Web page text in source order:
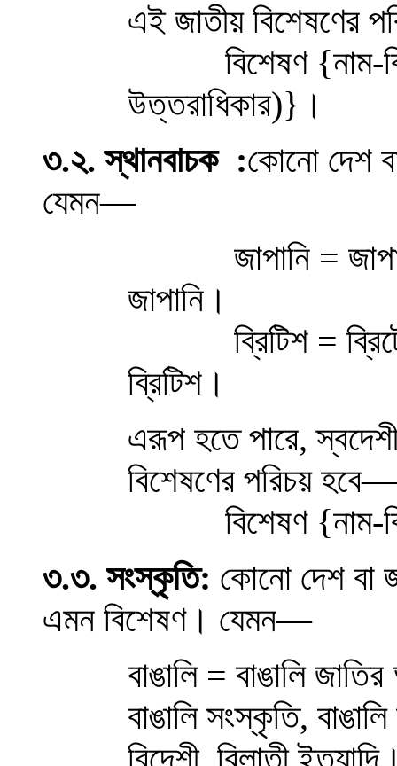
এই জাতীয় বিশেষণের
বিশেষণ {নাম-
উত্তরাধিকার)} ।
৩.২. স্থানবাচক :কোনো দেশ
যেমন—
জাপানি = জাপান
জাপানি ।
ব্রিটিশ =
ব্রিটিশ ।
এরূপ হতে পারে,
বিশেষণের পরিচয় হবে—
বিশেষণ {নাম-
৩.৩. সংস্কৃতি: কোনো দেশ বা
এমন বিশেষণ। যেমন—
বাঙালি = বাঙালি
বাঙালি সংস্কৃতি,